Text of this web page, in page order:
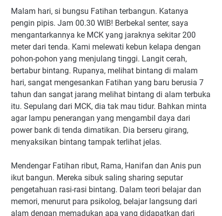
Malam hari, si bungsu Fatihan terbangun. Katanya
pengin pipis. Jam 00.30 WIB! Berbekal senter, saya
mengantarkannya ke MCK yang jaraknya sekitar 200
meter dari tenda. Kami melewati kebun kelapa dengan
pohon-pohon yang menjulang tinggi. Langit cerah,
bertabur bintang. Rupanya, melihat bintang di malam
hari, sangat mengesankan Fatihan yang baru berusia 7
tahun dan sangat jarang melihat bintang di alam terbuka
itu. Sepulang dari MCK, dia tak mau tidur. Bahkan minta
agar lampu penerangan yang mengambil daya dari
power bank di tenda dimatikan. Dia berseru girang,
menyaksikan bintang tampak terlihat jelas.
Mendengar Fatihan ribut, Rama, Hanifan dan Anis pun
ikut bangun. Mereka sibuk saling sharing seputar
pengetahuan rasi-rasi bintang. Dalam teori belajar dan
memori, menurut para psikolog, belajar langsung dari
alam dengan memadukan apa yang didapatkan dari